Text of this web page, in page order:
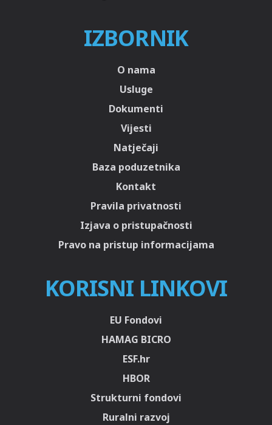
IZBORNIK
O nama
Usluge
Dokumenti
Vijesti
Natječaji
Baza poduzetnika
Kontakt
Pravila privatnosti
Izjava o pristupačnosti
Pravo na pristup informacijama
KORISNI LINKOVI
EU Fondovi
HAMAG BICRO
ESF.hr
HBOR
Strukturni fondovi
Ruralni razvoj